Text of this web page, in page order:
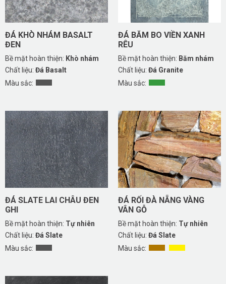
ĐÁ KHÒ NHÁM BASALT
ĐEN
Bề mặt hoàn thiện: Khò nhám
Chất liệu: Đá Basalt
Màu sắc:
ĐÁ BĂM BO VIỀN XANH
RÊU
Bề mặt hoàn thiện: Băm nhám
Chất liệu: Đá Granite
Màu sắc:
ĐÁ SLATE LAI CHÂU ĐEN
GHI
Bề mặt hoàn thiện: Tự nhiên
Chất liệu: Đá Slate
Màu sắc:
ĐÁ RỐI ĐÀ NẴNG VÀNG
VÂN GỖ
Bề mặt hoàn thiện: Tự nhiên
Chất liệu: Đá Slate
Màu sắc: